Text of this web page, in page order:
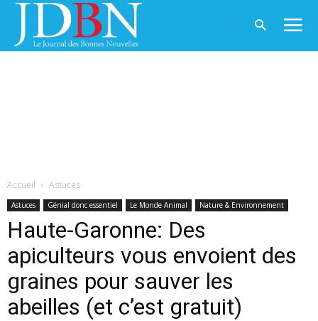
Accueil Astuces
Astuces Génial donc essentiel Le Monde Animal Nature & Environnement
Haute-Garonne: Des
apiculteurs vous envoient des
graines pour sauver les
abeilles (et c’est gratuit)